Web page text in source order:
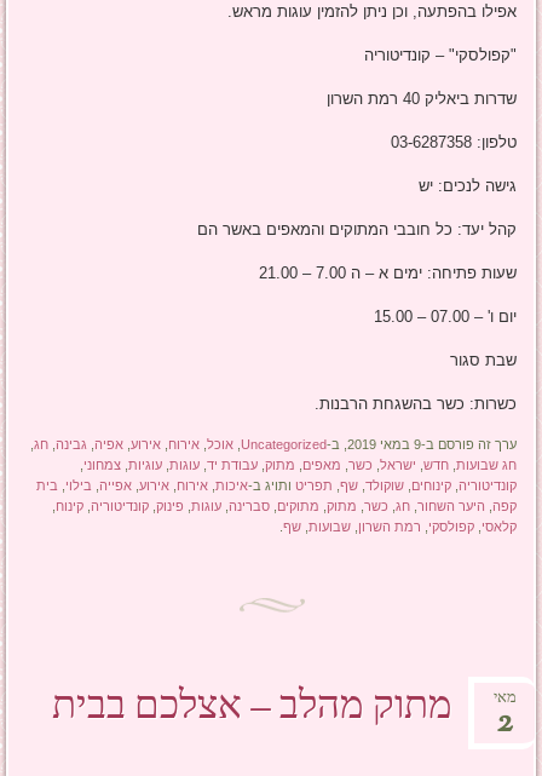
אפילו בהפתעה, וכן ניתן להזמין עוגות מראש.
"קפולסקי" – קונדיטוריה
שדרות ביאליק 40 רמת השרון
טלפון: 03-6287358
גישה לנכים: יש
קהל יעד: כל חובבי המתוקים והמאפים באשר הם
שעות פתיחה: ימים א – ה 7.00 – 21.00
יום ו' – 07.00 – 15.00
שבת סגור
כשרות: כשר בהשגחת הרבנות.
ערך זה פורסם ב-9 במאי 2019, ב- Uncategorized
,אוכל ,אירוח ,אירוע ,אפיה גבינה ,חג
חג שבועות ,חדש ישראל כשר מאפים מתוק ,עבודת יד ,עוגות ,עוגיות ,צמחוני
קונדיטוריה ,קינוחים ,שוקולד ,שף תפריט ותויג ב-איכות ,אירוח ,אירוע ,אפייה בילוי
בית
קפה היער השחור ,חג כשר מתוק מתוקים ,סברינה ,עוגות פינוק ,קונדיטוריה ,קינוח
קלאסי ,קפולסקי רמת השרון ,שבועות ,שף
מתוק מהלב – אצלכם בבית מאי
2